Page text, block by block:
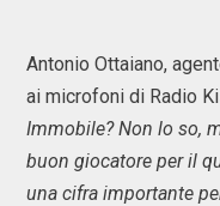
Antonio Ottaiano,
ai microfoni di Radio
Immobile? Non lo so,
buon giocatore per il
una cifra importante